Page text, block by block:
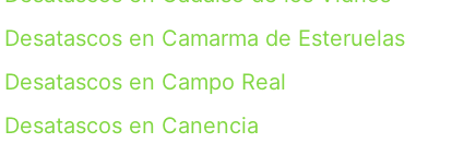
Desatascos en Camarma de Esteruelas
Desatascos en Campo Real
Desatascos en Canencia